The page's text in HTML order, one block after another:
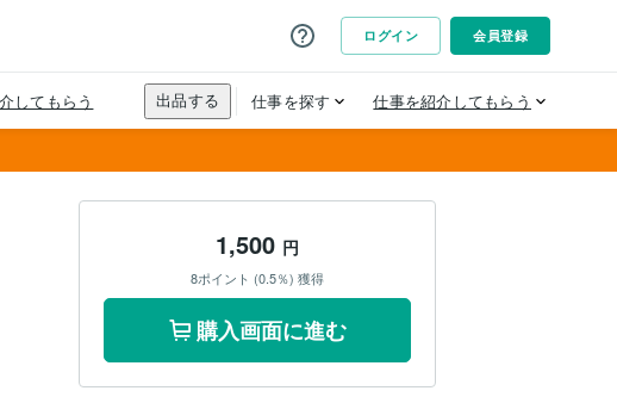
1,500 円
8ポイント (0.5％) 獲得
購入画面に進む